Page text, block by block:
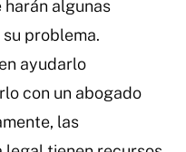
algunas
problema.
ayudarlo
con un abogado
las